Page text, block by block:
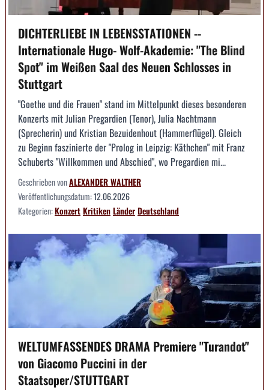
DICHTERLIEBE IN LEBENSSTATIONEN --
Internationale Hugo- Wolf-Akademie: "The Blind
Spot" im Weißen Saal des Neuen Schlosses in
Stuttgart
"Goethe und die Frauen" stand im Mittelpunkt dieses besonderen
Konzerts mit Julian Pregardien (Tenor), Julia Nachtmann
(Sprecherin) und Kristian Bezuidenhout (Hammerflügel). Gleich
zu Beginn faszinierte der "Prolog in Leipzig: Käthchen" mit Franz
Schuberts "Willkommen und Abschied", wo Pregardien mi...
Geschrieben vonALEXANDER WALTHER
Veröffentlichungsdatum:12.06.2026
Kategorien:KonzertKritikenLänderDeutschland
WELTUMFASSENDES DRAMA Premiere "Turandot"
von Giacomo Puccini in der
Staatsoper/STUTTGART